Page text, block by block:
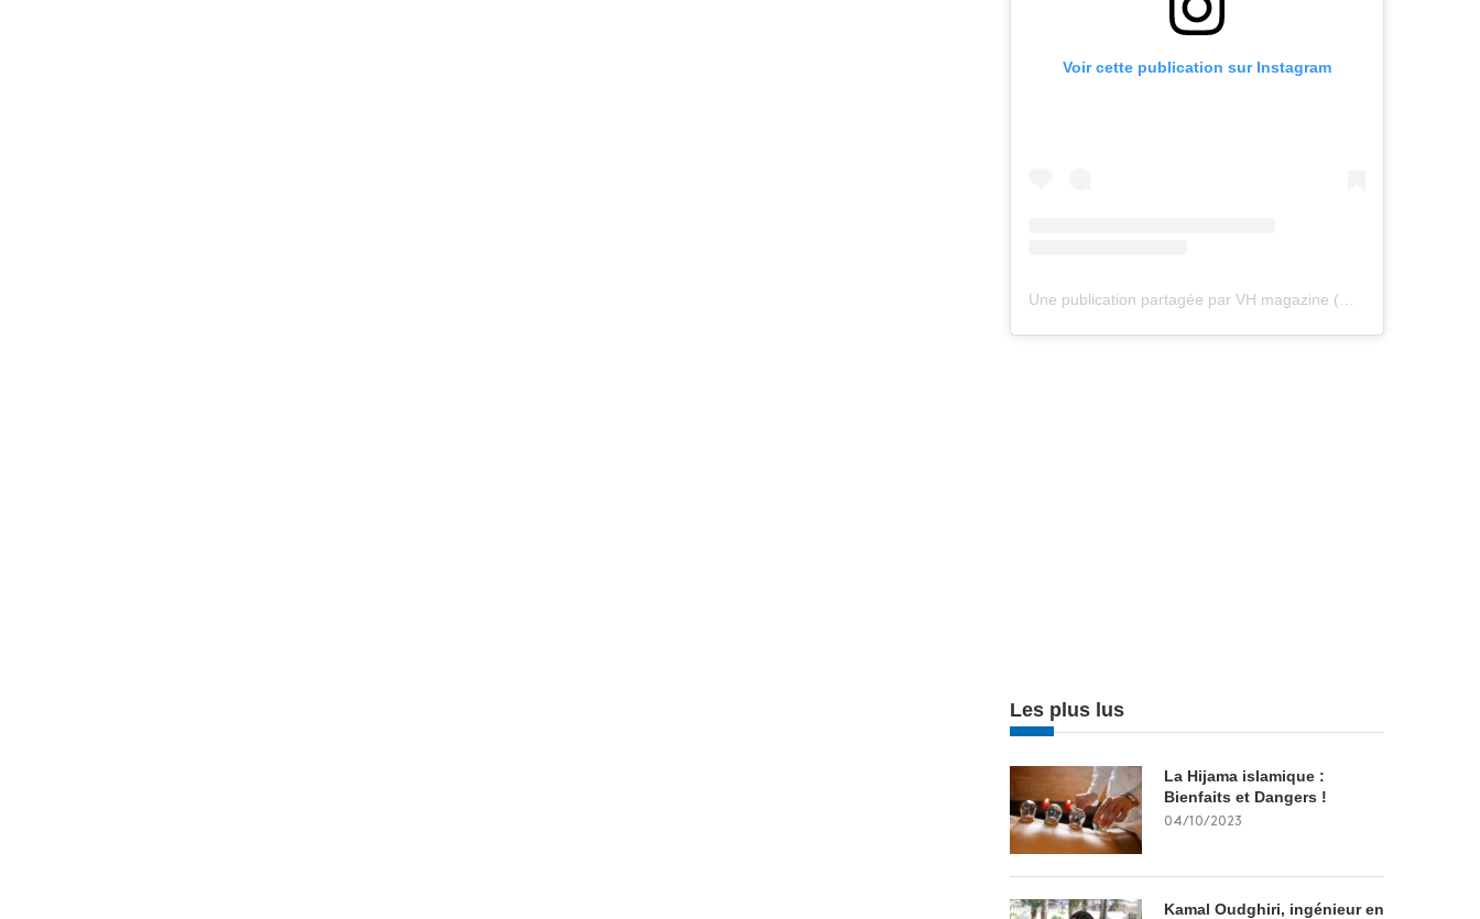
Voir cette publication sur Instagram
Les plus lus
La Hijama islamique :
Bienfaits et Dangers !
04/10/2023
Kamal Oudghiri, ingénieur en